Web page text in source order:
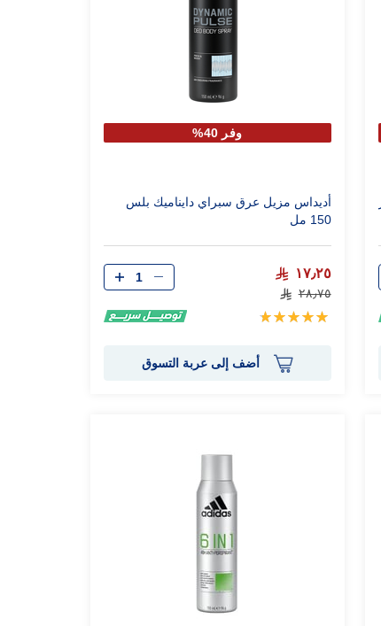
وفر 40%
أديداس مزيل عرق سبراي دايناميك بلس
150 مل
١٧٫٢٥
٢٨٫٧٥
تقييم:
الكمية
أضف إلى عربة التسوق